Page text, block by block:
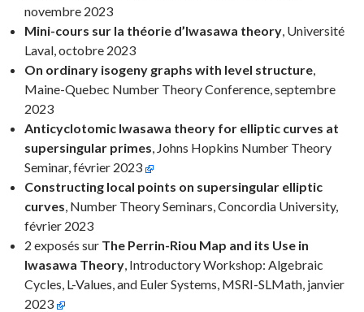
novembre 2023
Mini-cours sur la théorie d’Iwasawa theory, Université
Laval, octobre 2023
On ordinary isogeny graphs with level structure,
Maine-Quebec Number Theory Conference, septembre
2023
Anticyclotomic Iwasawa theory for elliptic curves at
supersingular primes, Johns Hopkins Number Theory
Seminar, février 2023
Constructing local points on supersingular elliptic
curves, Number Theory Seminars, Concordia University,
février 2023
2 exposés sur The Perrin-Riou Map and its Use in
Iwasawa Theory, Introductory Workshop: Algebraic
Cycles, L-Values, and Euler Systems, MSRI-SLMath, janvier
2023